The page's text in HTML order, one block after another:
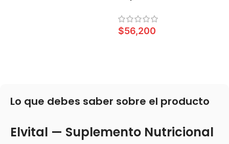
$56,200
Lo que debes saber sobre el producto
Elvital — Suplemento Nutricional